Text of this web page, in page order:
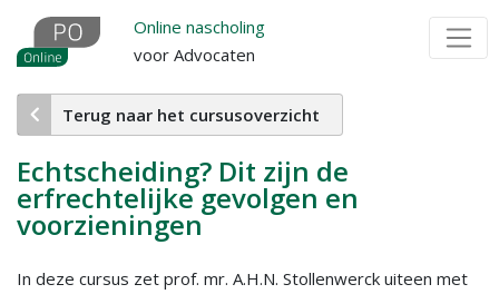
Overslaan
naar
de
inhoud
Online nascholing
voor Advocaten
Terug naar het cursusoverzicht
Echtscheiding? Dit zijn de
erfrechtelijke gevolgen en
voorzieningen
In deze cursus zet prof. mr. A.H.N. Stollenwerck uiteen met